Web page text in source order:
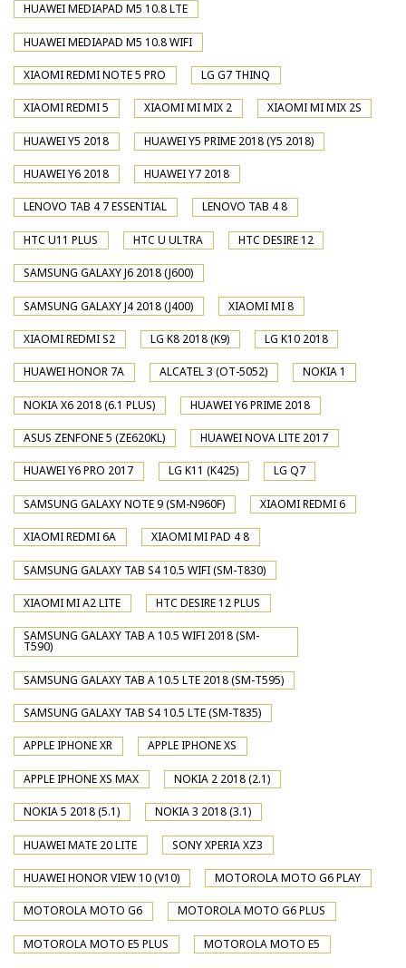
HUAWEI MEDIAPAD M5 10.8 LTE
HUAWEI MEDIAPAD M5 10.8 WIFI
XIAOMI REDMI NOTE 5 PRO LG G7 THINQ
XIAOMI REDMI 5 XIAOMI MI MIX 2 XIAOMI MI MIX 2S
HUAWEI Y5 2018 HUAWEI Y5 PRIME 2018 (Y5 2018)
HUAWEI Y6 2018 HUAWEI Y7 2018
LENOVO TAB 4 7 ESSENTIAL LENOVO TAB 4 8
HTC U11 PLUS HTC U ULTRA HTC DESIRE 12
SAMSUNG GALAXY J6 2018 (J600)
SAMSUNG GALAXY J4 2018 (J400) XIAOMI MI 8
XIAOMI REDMI S2 LG K8 2018 (K9) LG K10 2018
HUAWEI HONOR 7A ALCATEL 3 (OT-5052) NOKIA 1
NOKIA X6 2018 (6.1 PLUS) HUAWEI Y6 PRIME 2018
ASUS ZENFONE 5 (ZE620KL) HUAWEI NOVA LITE 2017
HUAWEI Y6 PRO 2017 LG K11 (K425) LG Q7
SAMSUNG GALAXY NOTE 9 (SM-N960F) XIAOMI REDMI 6
XIAOMI REDMI 6A XIAOMI MI PAD 4 8
SAMSUNG GALAXY TAB S4 10.5 WIFI (SM-T830)
XIAOMI MI A2 LITE HTC DESIRE 12 PLUS
SAMSUNG GALAXY TAB A 10.5 WIFI 2018 (SM-
T590)
SAMSUNG GALAXY TAB A 10.5 LTE 2018 (SM-T595)
SAMSUNG GALAXY TAB S4 10.5 LTE (SM-T835)
APPLE IPHONE XR APPLE IPHONE XS
APPLE IPHONE XS MAX NOKIA 2 2018 (2.1)
NOKIA 5 2018 (5.1) NOKIA 3 2018 (3.1)
HUAWEI MATE 20 LITE SONY XPERIA XZ3
HUAWEI HONOR VIEW 10 (V10) MOTOROLA MOTO G6 PLAY
MOTOROLA MOTO G6 MOTOROLA MOTO G6 PLUS
MOTOROLA MOTO E5 PLUS MOTOROLA MOTO E5